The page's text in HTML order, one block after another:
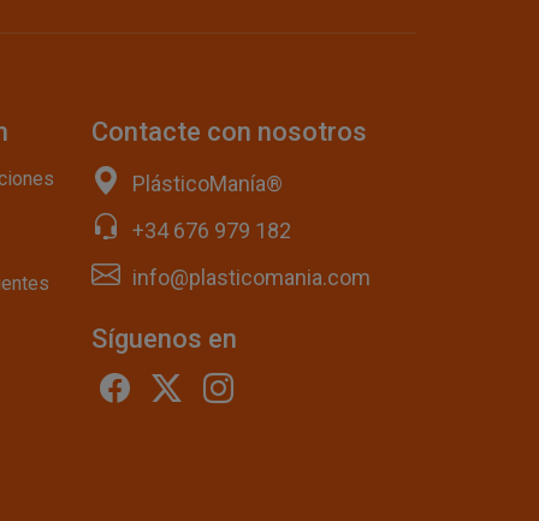
Contacte con nosotros
PlásticoManía®
+34 676 979 182
info@plasticomania.com
Síguenos en